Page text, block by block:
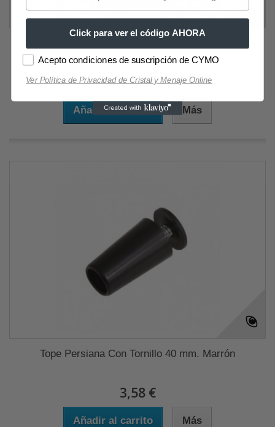
3,53 €
Añadir al carrito Más
Tope Persiana Con Tornillo 40 mm. Marrón
3,58 €
Añadir al carrito Más
Click para ver el código AHORA
Acepto condiciones de suscripción de CYMO
Ver Política de Privacidad de Cristal y Menaje Online